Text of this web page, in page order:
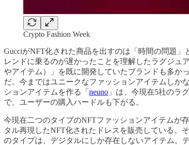
Crypto Fashion Week
GucciがNFT化された商品を出すのは「時間の問題」
レンドに乗るのが遅かったことを理解したラグジュ
やアイテム）」を既に開発していたブランドも多か
だ。今まではユニークなファッションアイテムしか
ションアイテムを作る「 neuno 」は、今現在5社のラ
で、ユーザーの購入ハードルも下がる。
今現在二つのタイプのNFTファッションアイテムが
タル再現したNFT化されたドレスを販売している。
のタイプは、デジタルにしか存在しないアイテム。